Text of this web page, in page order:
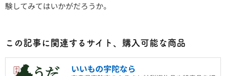
験してみてはいかがだろうか。
この記事に関連するサイト、購入可能な商品
いいもの宇陀なら